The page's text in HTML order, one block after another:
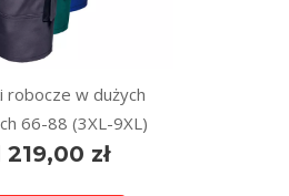
robocze w dużych
66-88 (3XL-9XL)
zł